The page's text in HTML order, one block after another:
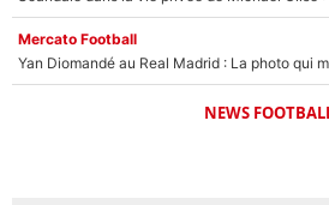
Mercato Football
Yan Diomandé au Real Madrid : La photo qui
NEWS